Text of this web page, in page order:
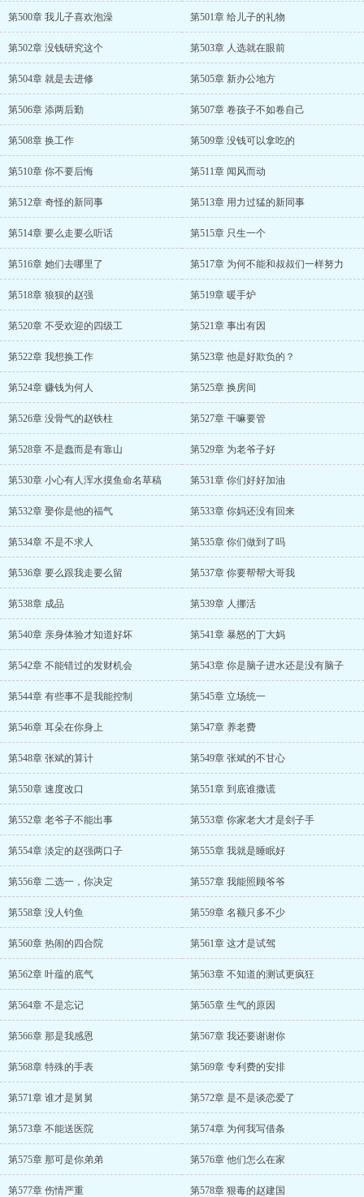
第500章 我儿子喜欢泡澡 第501章 给儿子的礼物
第502章 没钱研究这个 第503章 人选就在眼前
第504章 就是去进修 第505章 新办公地方
第506章 添两后勤 第507章 卷孩子不如卷自己
第508章 换工作 第509章 没钱可以拿吃的
第510章 你不要后悔 第511章 闻风而动
第512章 奇怪的新同事 第513章 用力过猛的新同事
第514章 要么走要么听话 第515章 只生一个
第516章 她们去哪里了 第517章 为何不能和叔叔们一样努力
第518章 狼狈的赵强 第519章 暖手炉
第520章 不受欢迎的四级工 第521章 事出有因
第522章 我想换工作 第523章 他是好欺负的？
第524章 赚钱为何人 第525章 换房间
第526章 没骨气的赵铁柱 第527章 干嘛要管
第528章 不是蠢而是有靠山 第529章 为老爷子好
第530章 小心有人浑水摸鱼命名草稿 第531章 你们好好加油
第532章 娶你是他的福气 第533章 你妈还没有回来
第534章 不是不求人 第535章 你们做到了吗
第536章 要么跟我走要么留 第537章 你要帮帮大哥我
第538章 成品 第539章 人挪活
第540章 亲身体验才知道好坏 第541章 暴怒的丁大妈
第542章 不能错过的发财机会 第543章 你是脑子进水还是没有脑子
第544章 有些事不是我能控制 第545章 立场统一
第546章 耳朵在你身上 第547章 养老费
第548章 张斌的算计 第549章 张斌的不甘心
第550章 速度改口 第551章 到底谁撒谎
第552章 老爷子不能出事 第553章 你家老大才是刽子手
第554章 淡定的赵强两口子 第555章 我就是睡眠好
第556章 二选一，你决定 第557章 我能照顾爷爷
第558章 没人钓鱼 第559章 名额只多不少
第560章 热闹的四合院 第561章 这才是试驾
第562章 叶蕴的底气 第563章 不知道的测试更疯狂
第564章 不是忘记 第565章 生气的原因
第566章 那是我感恩 第567章 我还要谢谢你
第568章 特殊的手表 第569章 专利费的安排
第571章 谁才是舅舅 第572章 是不是谈恋爱了
第573章 不能送医院 第574章 为何我写借条
第575章 那可是你弟弟 第576章 他们怎么在家
第577章 伤情严重 第578章 狠毒的赵建国